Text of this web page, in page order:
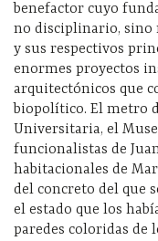
benefactor cuyo
no disciplinario, sino
y sus respectivos
enormes proyectos
arquitectónicos que
biopolítico. El metro
Universitaria, el
funcionalistas de
habitacionales de
del concreto del que
el estado que los
paredes coloridas de